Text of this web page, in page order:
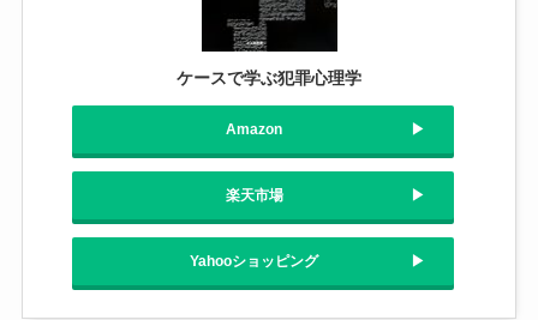
ケースで学ぶ犯罪心理学
Amazon
楽天市場
Yahooショッピング